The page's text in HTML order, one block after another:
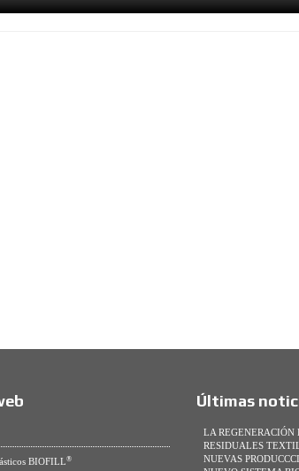
BIOFILL®
Últimas
LA REGENERACIÓN
RESIDUALES
NUEVAS